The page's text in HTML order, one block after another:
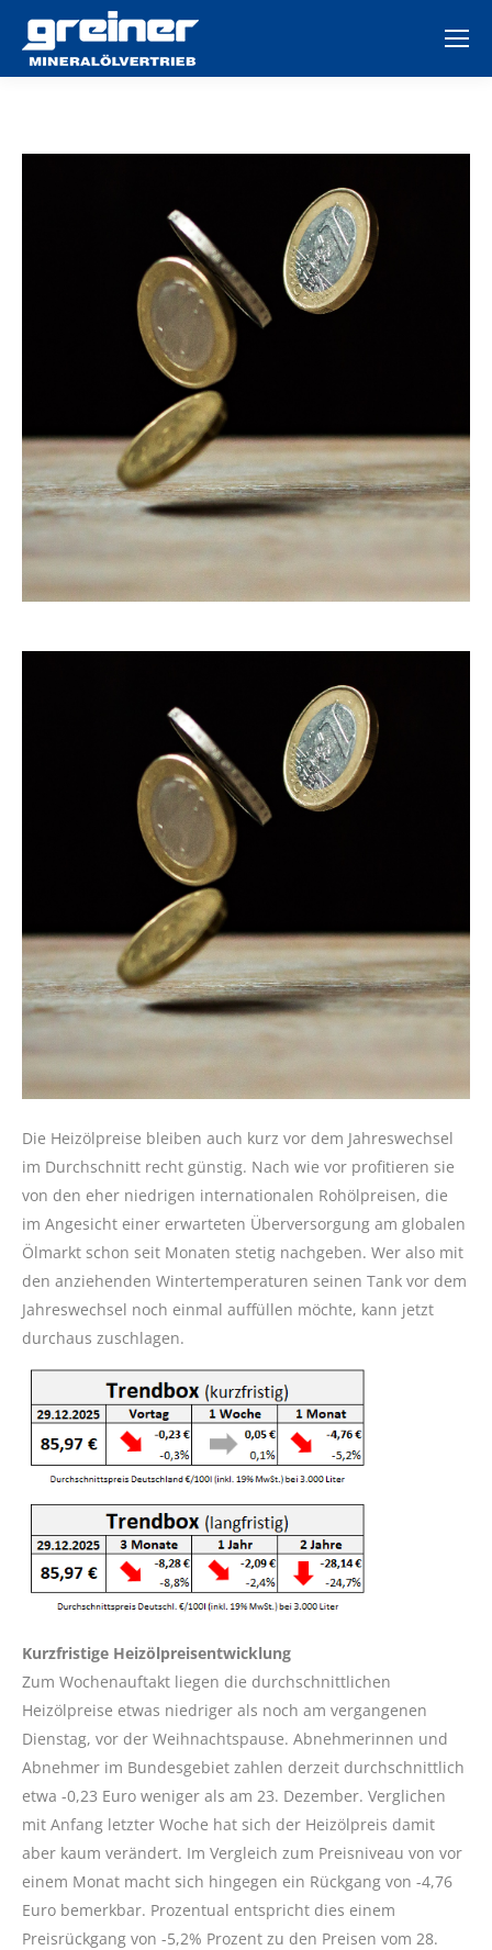
Die Heizölpreise bleiben auch kurz vor dem Jahreswechsel
im Durchschnitt recht günstig. Nach wie vor profitieren sie
von den eher niedrigen internationalen Rohölpreisen, die
im Angesicht einer erwarteten Überversorgung am globalen
Ölmarkt schon seit Monaten stetig nachgeben. Wer also mit
den anziehenden Wintertemperaturen seinen Tank vor dem
Jahreswechsel noch einmal auffüllen möchte, kann jetzt
durchaus zuschlagen.
Kurzfristige Heizölpreisentwicklung
Zum Wochenauftakt liegen die durchschnittlichen
Heizölpreise etwas niedriger als noch am vergangenen
Dienstag, vor der Weihnachtspause. Abnehmerinnen und
Abnehmer im Bundesgebiet zahlen derzeit durchschnittlich
etwa -0,23 Euro weniger als am 23. Dezember. Verglichen
mit Anfang letzter Woche hat sich der Heizölpreis damit
aber kaum verändert. Im Vergleich zum Preisniveau von vor
einem Monat macht sich hingegen ein Rückgang von -4,76
Euro bemerkbar. Prozentual entspricht dies einem
Preisrückgang von -5,2% Prozent zu den Preisen vom 28.